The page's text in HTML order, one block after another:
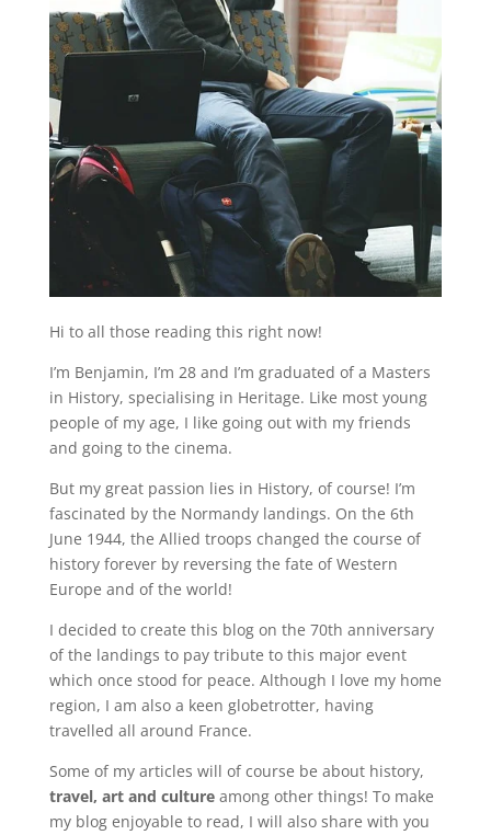
Hi to all those reading this right now!
I’m Benjamin, I’m 28 and I’m graduated of a Masters
in History, specialising in Heritage. Like most young
people of my age, I like going out with my friends
and going to the cinema.
But my great passion lies in History, of course! I’m
fascinated by the Normandy landings. On the 6th
June 1944, the Allied troops changed the course of
history forever by reversing the fate of Western
Europe and of the world!
I decided to create this blog on the 70th anniversary
of the landings to pay tribute to this major event
which once stood for peace. Although I love my home
region, I am also a keen globetrotter, having
travelled all around France.
Some of my articles will of course be about history,
travel, art and cultureamong other things! To make
my blog enjoyable to read, I will also share with you